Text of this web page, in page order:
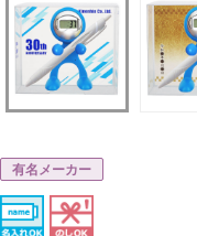
有名メーカー